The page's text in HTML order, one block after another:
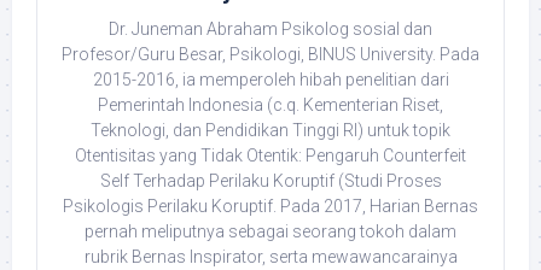
Dr. Juneman Abraham Psikolog sosial dan
Profesor/Guru Besar, Psikologi, BINUS University. Pada
2015-2016, ia memperoleh hibah penelitian dari
Pemerintah Indonesia (c.q. Kementerian Riset,
Teknologi, dan Pendidikan Tinggi RI) untuk topik
Otentisitas yang Tidak Otentik: Pengaruh Counterfeit
Self Terhadap Perilaku Koruptif (Studi Proses
Psikologis Perilaku Koruptif. Pada 2017, Harian Bernas
pernah meliputnya sebagai seorang tokoh dalam
rubrik Bernas Inspirator, serta mewawancarainya